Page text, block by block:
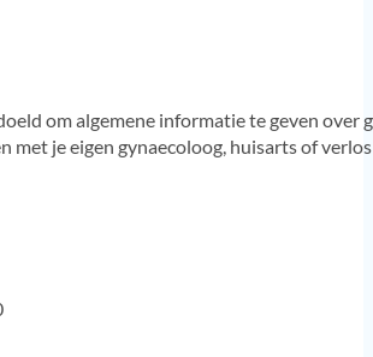
om algemene informatie te geven
met je eigen gynaecoloog, huisarts of